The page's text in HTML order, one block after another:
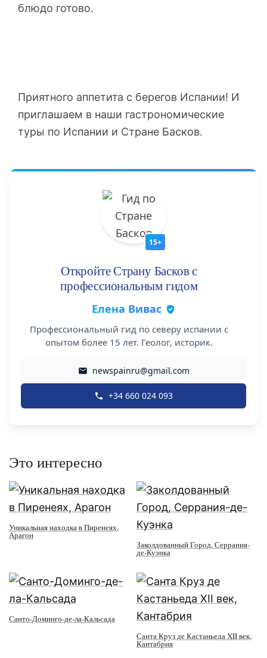
блюдо готово.
Приятного аппетита с берегов Испании! И
приглашаем в наши гастрономические
туры по Испании и Стране Басков.
15+
Откройте Страну Басков с
профессиональным гидом
Елена Вивас
Профессиональный гид по северу испании с
опытом более 15 лет. Геолог, историк.
newspainru@gmail.com
+34 660 024 093
Это интересно
Уникальная находка в Пиренеях,
Арагон
Заколдованный Город, Серрания-
де-Куэнка
Санто-Доминго-де-ла-Кальсада
Санта Круз де Кастаньеда XII век,
Кантабрия